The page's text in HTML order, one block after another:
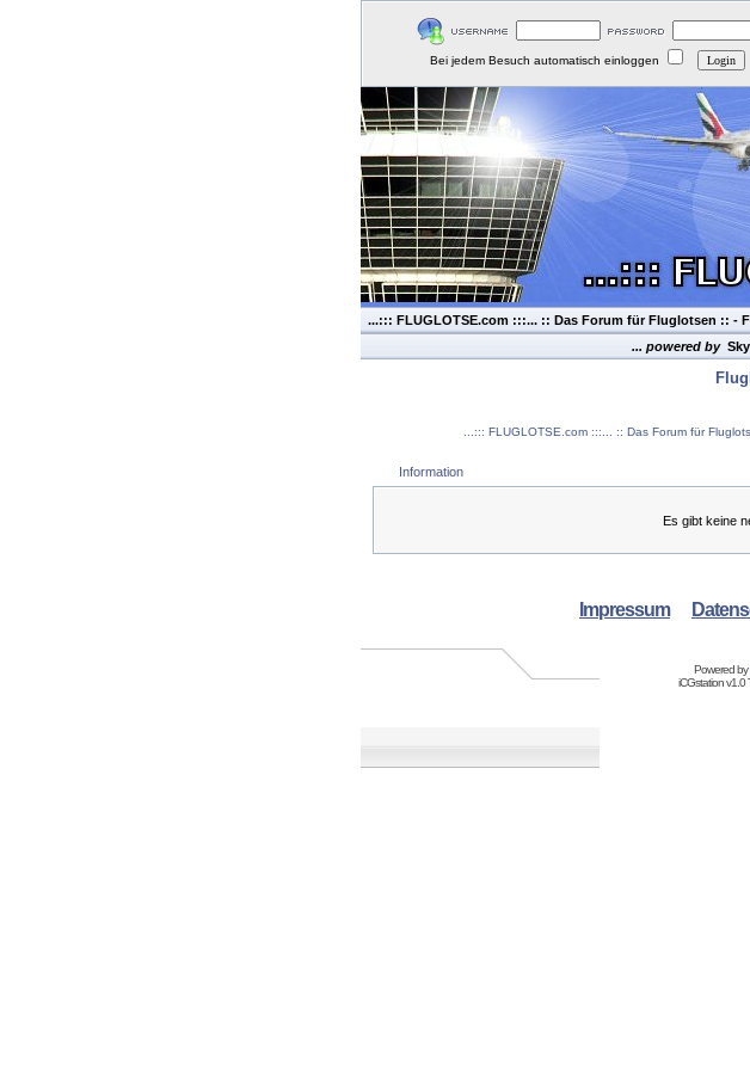
Bei jedem Besuch automatisch einloggen
...::: FLUGLOTSE.com :::... :: Das Forum für Fluglotsen :: -
... powered by
...::: FLUGLOTSE.com :::... :: Das Forum für
Information
Es gibt keine
Impressum
Powered by
iCGstation v1.0